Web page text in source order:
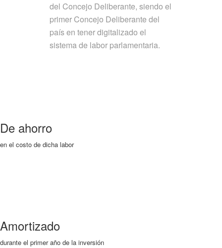
del Concejo Deliberante, siendo el
primer Concejo Deliberante del
país en tener digitalizado el
sistema de labor parlamentaria.
De ahorro
en el costo de dicha labor
Amortizado
durante el primer año de la inversión